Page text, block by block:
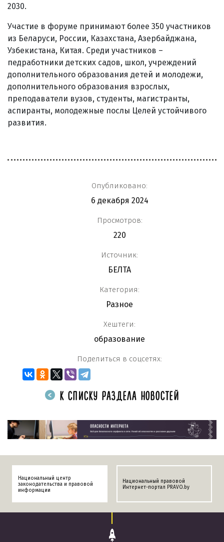
2030.
Участие в форуме принимают более 350 участников
из Беларуси, России, Казахстана, Азербайджана,
Узбекистана, Китая. Среди участников –
педработники детских садов, школ, учреждений
дополнительного образования детей и молодежи,
дополнительного образования взрослых,
преподаватели вузов, студенты, магистранты,
аспиранты, молодежные послы Целей устойчивого
развития.
Опубликовано:
6 декабря 2024
Просмотров:
220
Источник:
БЕЛТА
Категория:
Разное
Хештеги:
образование
Поделиться в соцсетях:
К СПИСКУ РАЗДЕЛА НОВОСТЕЙ
Национальный центр
законодательства и правовой
информации
Национальный правовой
Интернет-портал PRAVO.by